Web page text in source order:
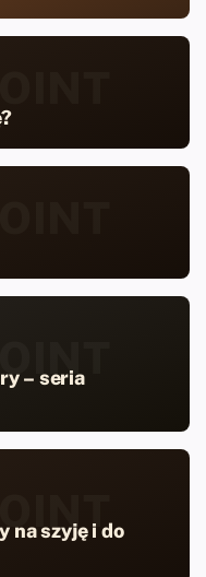
– seria
na szyję i do